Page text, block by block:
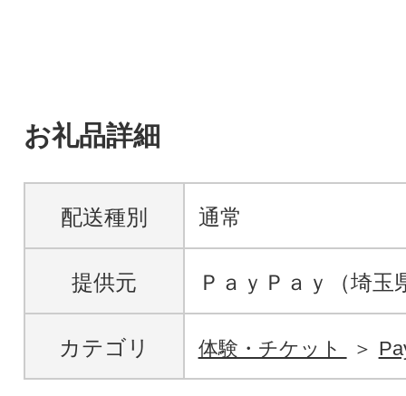
お礼品詳細
配送種別 通常
提供元 ＰａｙＰａｙ（埼玉
カテゴリ 体験・チケット